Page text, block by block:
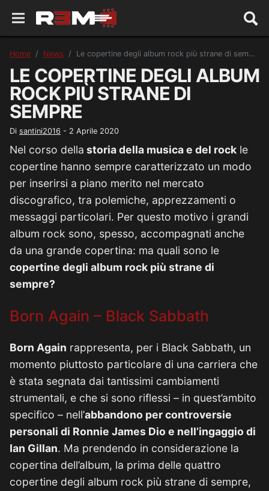
Home News Le copertine degli album rock più strane di sempre
LE COPERTINE DEGLI ALBUM
ROCK PIÙ STRANE DI
SEMPRE
Di santini2016 - 2 Aprile 2020
Nel corso della storia della musica e del rock le
copertine hanno sempre caratterizzato un modo
per inserirsi a piano merito nel mercato
discografico, tra polemiche, apprezzamenti o
messaggi particolari. Per questo motivo i grandi
album rock sono, spesso, accompagnati anche
da una grande copertina: ma quali sono le
copertine degli album rock più strane di
sempre?
Born Again – Black Sabbath
Born Again rappresenta, per i Black Sabbath, un
momento piuttosto particolare di una carriera che
è stata segnata dai tantissimi cambiamenti
strumentali, e che si sono riflessi – in quest’ambito
specifico – nell’abbandono per controversie
personali di Ronnie James Dio e nell’ingaggio di
Ian Gillan. Ma prendendo in considerazione la
copertina dell’album, la prima delle quattro
copertine degli album rock più strane di sempre,